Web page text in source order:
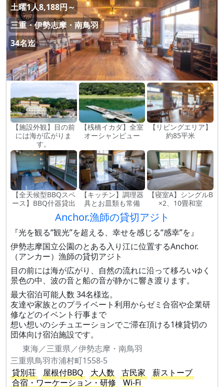
土曜1人8,188円～
三重・伊勢志摩・南鳥羽
34名迄
【施設外観】目の前
には海が広がりま
す。
【桟橋イカダ】全室
オーシャンビュー
【リビングエリア】
約85平米
【全天候型BBQスペ
ース】BBQ什器貸出
【キッチン】調理器
具とお皿類も常備
【寝室A】シングルB
×2、10畳和室
Anchor.漁師の貸切アジト
『光を観る“観光”を超える、幸せを感じる“感幸”を』
伊勢志摩国立公園のとある入り江に位置するAnchor.
（アンカー）漁師の貸切アジト
目の前には海が広がり、自然の流れに沿って移ろいゆく
景色の中、波の音と船の音が静かに響き渡ります。
最大宿泊可能人数 34名様迄。
友達や家族とのプライベート利用からゼミ合宿や企業研
修などのイベント行事まで
想い想いのシチュエーションでご滞在頂ける1棟貸切の
団体向け宿泊施設です。
東海／三重県／伊勢志摩・南鳥羽
三重県鳥羽市浦村町1558-5
貸別荘
屋根付BBQ 大人数 古民家
薪ストーブ
合宿・ワーケーション・研修
Wi-Fi